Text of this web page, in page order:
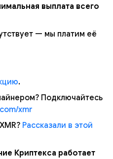
выплата всего
— мы платим её
.
Подключайтесь
xmr
Рассказали в этой
Криптекса работает